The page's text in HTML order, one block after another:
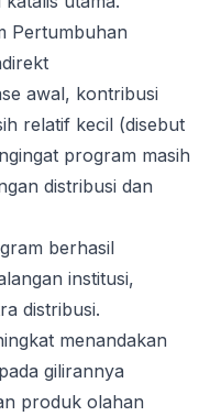
Pertumbuhan
awal, kontribusi
relatif kecil (disebut
program masih
distribusi dan
berhasil
institusi,
distribusi.
menandakan
gilirannya
produk olahan